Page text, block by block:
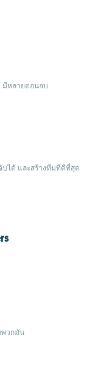
มีหลายตอนจบ
ได้ และสร้างทีมที่ดีที่สุด
พวกมัน